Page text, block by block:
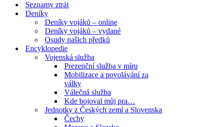
Seznamy ztrát
Deníky
Deníky vojáků – online
Deníky vojáků – vydané
Osudy našich předků
Encyklopedie
Vojenská služba
Prezenční služba v míru
Mobilizace a povolávání za
války
Válečná služba
Kde bojoval můj pra…
Jednotky z Českých zemí a Slovenska
Čechy